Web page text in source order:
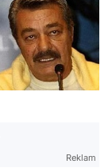
Reklam